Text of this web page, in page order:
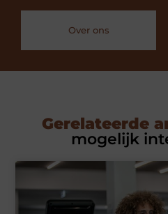
Over ons
Gerelateerde
mogelijk